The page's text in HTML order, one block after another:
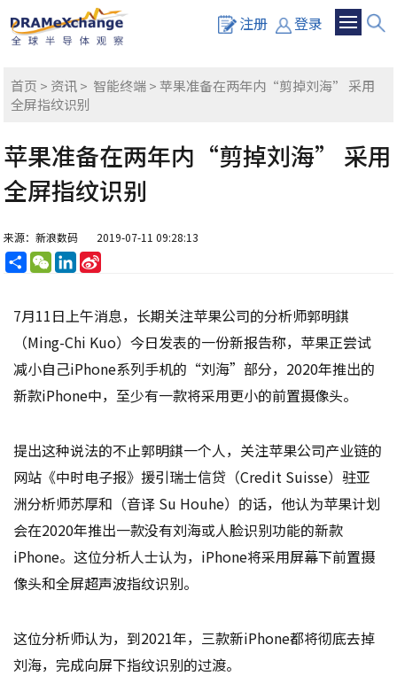
注册 登录
首页 > 资讯> 智能终端> 苹果准备在两年内“剪掉刘海” 采用
全屏指纹识别
苹果准备在两年内“剪掉刘海” 采用
全屏指纹识别
来源：新浪数码 2019-07-11 09:28:13
分
享
WeChatLinkedIn
7月11日上午消息，长期关注苹果公司的分析师郭明錤
（Ming-Chi Kuo）今日发表的一份新报告称，苹果正尝试
减小自己iPhone系列手机的“刘海”部分，2020年推出的
新款iPhone中，至少有一款将采用更小的前置摄像头。
提出这种说法的不止郭明錤一个人，关注苹果公司产业链的
网站《中时电子报》援引瑞士信贷（Credit Suisse）驻亚
洲分析师苏厚和（音译 Su Houhe）的话，他认为苹果计划
会在2020年推出一款没有刘海或人脸识别功能的新款
iPhone。这位分析人士认为，iPhone将采用屏幕下前置摄
像头和全屏超声波指纹识别。
这位分析师认为，到2021年，三款新iPhone都将彻底去掉
刘海，完成向屏下指纹识别的过渡。